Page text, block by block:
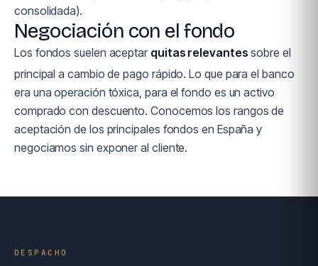
consolidada).
Negociación con el fondo
Los fondos suelen aceptar quitas relevantes sobre el
principal a cambio de pago rápido. Lo que para el banco
era una operación tóxica, para el fondo es un activo
comprado con descuento. Conocemos los rangos de
aceptación de los principales fondos en España y
negociamos sin exponer al cliente.
DESPACHO